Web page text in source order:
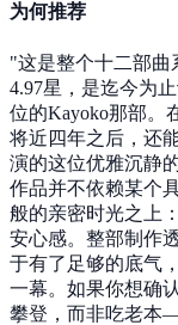
为何推荐
"这是整个十二部
4.97星，是迄今为
位的Kayoko那部。
将近四年之后，还
演的这位优雅沉静
作品并不依赖某个
般的亲密时光之上
安心感。整部制作
于有了足够的底气
一幕。如果你想确
攀登，而非吃老本